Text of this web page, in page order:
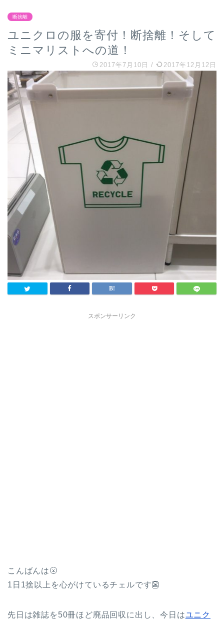
断捨離
ユニクロの服を寄付！断捨離！そして
ミニマリストへの道！
2017年7月10日 / 2017年12月12日
スポンサーリンク
こんばんは🌝
1日1捨以上を心がけているチェルです👺
先日は雑誌を50冊ほど廃品回収に出し、今日はユニク